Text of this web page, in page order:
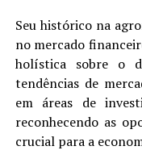
Seu histórico na
no mercado
holística sobre o
tendências de
em áreas de
reconhecendo as
crucial para a